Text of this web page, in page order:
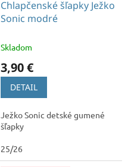
Chlapčenské šľapky Ježko
Sonic modré
Skladom
3,90 €
DETAIL
Ježko Sonic detské gumené
šľapky
25/26